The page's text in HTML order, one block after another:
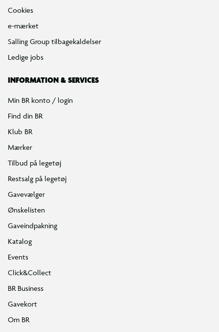
Cookies
e-mærket
Salling Group tilbagekaldelser
Ledige jobs
INFORMATION & SERVICES
Min BR konto / login
Find din BR
Klub BR
Mærker
Tilbud på legetøj
Restsalg på legetøj
Gavevælger
Ønskelisten
Gaveindpakning
Katalog
Events
Click&Collect
BR Business
Gavekort
Om BR